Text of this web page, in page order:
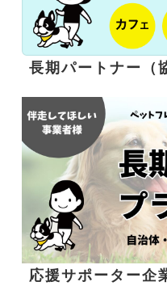
長期パートナー（
応援サポーター企